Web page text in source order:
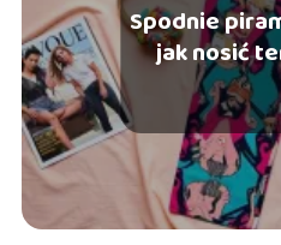
Spodnie
jak nosić